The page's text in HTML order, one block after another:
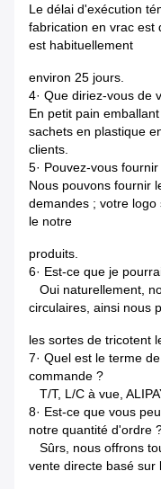
Le délai d'exécution
fabrication en vrac est
est habituellement
environ 25 jours.
4· Que diriez-vous de
En petit pain
sachets en plastique
clients.
5· Pouvez-vous
Nous pouvons fournir
demandes ; votre
le notre
produits.
6· Est-ce que je
Oui naturellement,
circulaires, ainsi nous
les sortes de tricotent
7· Quel est le terme
commande ?
T/T, L/C à vue,
8· Est-ce que vous
notre quantité d'ordre
Sûrs, nous offrons
vente directe basé sur